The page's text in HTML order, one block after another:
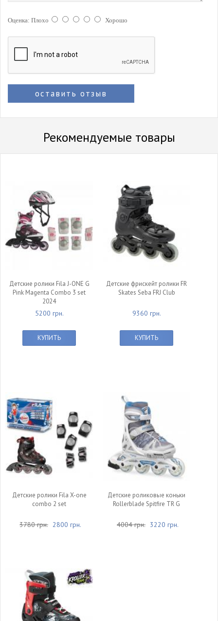
Оценка: Плохо Хорошо
оставить отзыв
Рекомендуемые товары
Детские ролики Fila J-ONE G
Pink Magenta Combo 3 set
2024
5200 грн.
КУПИТЬ
Детские фрискейт ролики FR
Skates Seba FRJ Club
9360 грн.
КУПИТЬ
Детские ролики Fila X-one
combo 2 set
3780 грн. 2800 грн.
Детские роликовые коньки
Rollerblade Spitfire TR G
4004 грн. 3220 грн.